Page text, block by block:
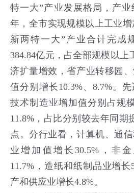
特一大”产业发展格局，产业
年，全市实现规模以上工业增
新两特一大”产业合计完成
384.84亿元，占全部规模以上
济扩量增效，省产业转移园
值分别增长10.3%、8.7%。
技术制造业增加值分别占规
11.8%，占比分别较去年同期
点。分行业看，计算机、通
业增加值增长30.5%，非
11.7%，造纸和纸制品业增
产和供应业增长4.8%。